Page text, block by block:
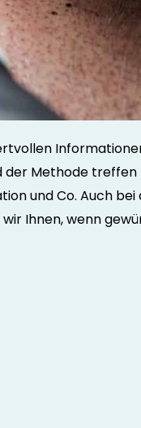
der Methode
und Co. Auch bei
Ihnen, wenn